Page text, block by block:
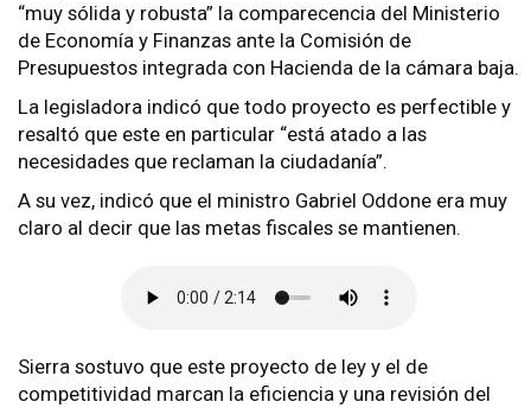
“muy sólida y robusta” la comparecencia del Ministerio
de Economía y Finanzas ante la Comisión de
Presupuestos integrada con Hacienda de la cámara baja.
La legisladora indicó que todo proyecto es perfectible y
resaltó que este en particular “está atado a las
necesidades que reclaman la ciudadanía”.
A su vez, indicó que el ministro Gabriel Oddone era muy
claro al decir que las metas fiscales se mantienen.
Sierra sostuvo que este proyecto de ley y el de
competitividad marcan la eficiencia y una revisión del